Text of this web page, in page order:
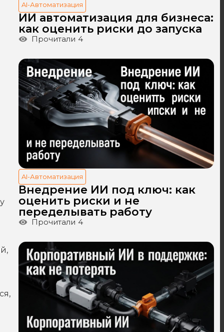
AI-Автоматизация
ИИ автоматизация для бизнеса:
как оценить риски до запуска
Прочитали 4
AI-Автоматизация
Внедрение ИИ под ключ: как
оценить риски и не
переделывать работу
Прочитали 4